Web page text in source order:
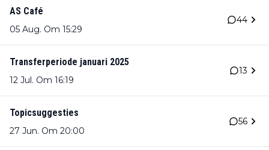
AS Café
05 Aug. Om 15:29
44
Transferperiode januari 2025
12 Jul. Om 16:19
13
Topicsuggesties
27 Jun. Om 20:00
56